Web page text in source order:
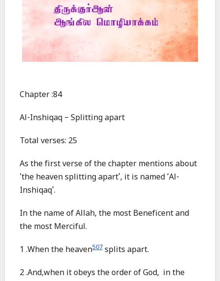
Chapter :84
Al-Inshiqaq – Splitting apart
Total verses: 25
As the first verse of the chapter mentions about
‘the heaven splitting apart’, it is named ‘Al-
Inshiqaq’.
In the name of Allah, the most Beneficent and
the most Merciful.
1 .When the heaven507 splits apart.
2 .And,when it obeys the order of God, in the